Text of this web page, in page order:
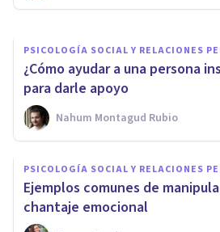
PSICOLOGÍA SOCIAL Y RELACIONES
¿Cómo ayudar a una persona
para darle apoyo
Nahum Montagud Rubio
PSICOLOGÍA SOCIAL Y RELACIONES
Ejemplos comunes de
chantaje emocional